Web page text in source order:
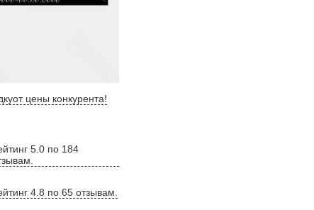
от цены конкурента!
5.0 по 184
4.8 по 65 отзывам.